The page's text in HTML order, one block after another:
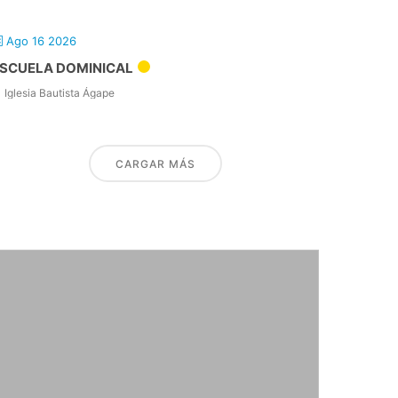
Ago 16 2026
DOMINICAL
Iglesia Bautista Ágape
CARGAR MÁS